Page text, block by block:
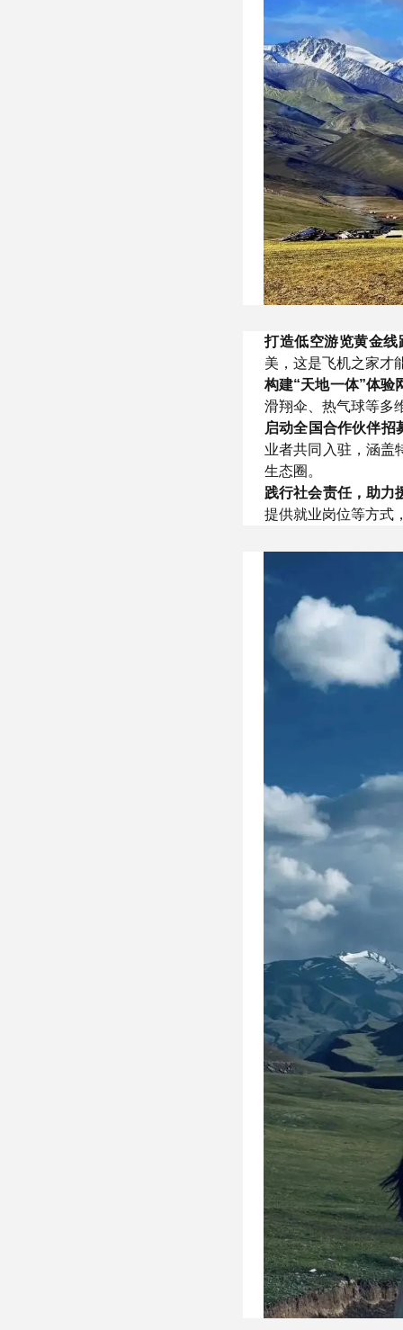
打造低空游览黄金线
美，这是飞机之家才
构建“天地一体”体验
滑翔伞、热气球等多
启动全国合作伙伴招
业者共同入驻，涵盖
生态圈。
践行社会责任，助力
提供就业岗位等方式